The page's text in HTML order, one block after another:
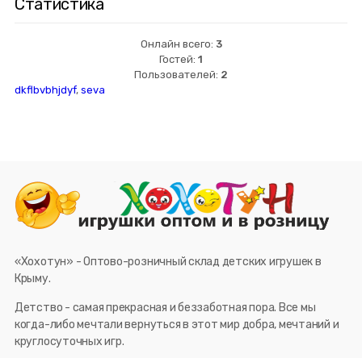
Онлайн всего: 3
Гостей: 1
Пользователей: 2
dkflbvbhjdyf, seva
«Хохотун» - Оптово-розничный склад детских игрушек в
Крыму.
Детство - самая прекрасная и беззаботная пора. Все мы
когда-либо мечтали вернуться в этот мир добра, мечтаний и
круглосуточных игр.